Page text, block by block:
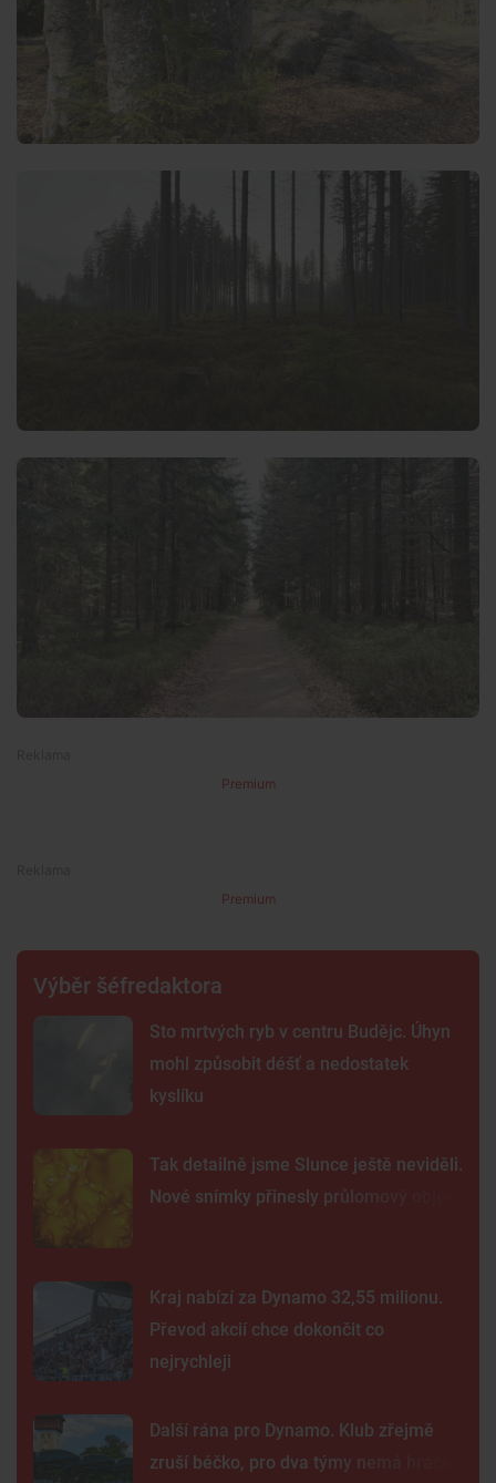
Premium
Premium
Výběr šéfredaktora
Sto mrtvých ryb v centru Budějc. Úhyn
mohl způsobit déšť a nedostatek
kyslíku
Tak detailně jsme Slunce ještě neviděli.
Nové snímky přinesly průlomový objev
Kraj nabízí za Dynamo 32,55 milionu.
Převod akcií chce dokončit co
nejrychleji
Další rána pro Dynamo. Klub zřejmě
zruší béčko, pro dva týmy nemá hráče